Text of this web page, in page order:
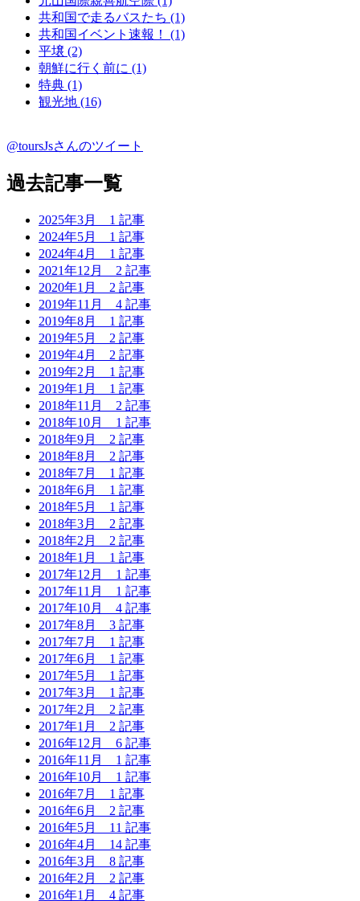
共和国で走るバスたち (1)
共和国イベント速報！ (1)
平壌 (2)
朝鮮に行く前に (1)
特典 (1)
観光地 (16)
@toursJsさんのツイート
過去記事一覧
2025年3月 1 記事
2024年5月 1 記事
2024年4月 1 記事
2021年12月 2 記事
2020年1月 2 記事
2019年11月 4 記事
2019年8月 1 記事
2019年5月 2 記事
2019年4月 2 記事
2019年2月 1 記事
2019年1月 1 記事
2018年11月 2 記事
2018年10月 1 記事
2018年9月 2 記事
2018年8月 2 記事
2018年7月 1 記事
2018年6月 1 記事
2018年5月 1 記事
2018年3月 2 記事
2018年2月 2 記事
2018年1月 1 記事
2017年12月 1 記事
2017年11月 1 記事
2017年10月 4 記事
2017年8月 3 記事
2017年7月 1 記事
2017年6月 1 記事
2017年5月 1 記事
2017年3月 1 記事
2017年2月 2 記事
2017年1月 2 記事
2016年12月 6 記事
2016年11月 1 記事
2016年10月 1 記事
2016年7月 1 記事
2016年6月 2 記事
2016年5月 11 記事
2016年4月 14 記事
2016年3月 8 記事
2016年2月 2 記事
2016年1月 4 記事